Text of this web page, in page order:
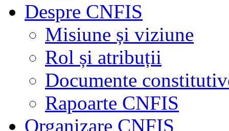
Despre CNFIS
Misiune și viziune
Rol și atribuții
Documente
Rapoarte CNFIS
Organizare CNFIS